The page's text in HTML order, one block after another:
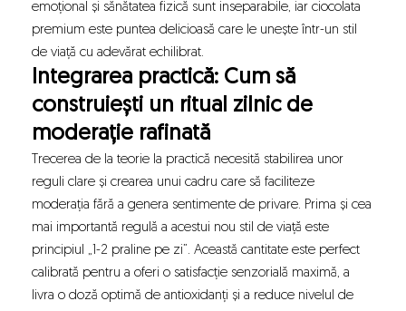
emoțional și sănătatea fizică sunt inseparabile, iar ciocolata
premium este puntea delicioasă care le unește într-un stil
de viață cu adevărat echilibrat.
Integrarea practică: Cum să
construiești un ritual zilnic de
moderație rafinată
Trecerea de la teorie la practică necesită stabilirea unor
reguli clare și crearea unui cadru care să faciliteze
moderația fără a genera sentimente de privare. Prima și cea
mai importantă regulă a acestui nou stil de viață este
principiul „1-2 praline pe zi”. Această cantitate este perfect
calibrată pentru a oferi o satisfacție senzorială maximă, a
livra o doză optimă de antioxidanți și a reduce nivelul de